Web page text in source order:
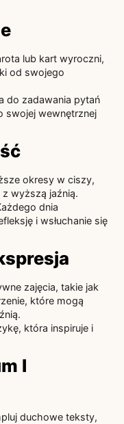
lub kart wyroczni,
od swojego
do zadawania pytań
swojej wewnętrznej
okresy w ciszy,
z wyższą jaźnią.
dnia
i wsłuchanie się
zajęcia, takie jak
które mogą
która inspiruje i
I
duchowe teksty,